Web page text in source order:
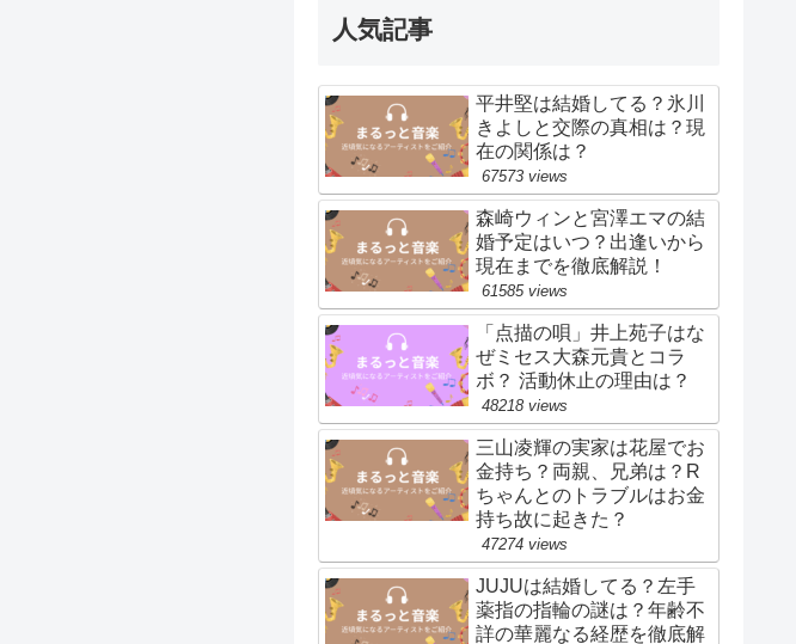
人気記事
平井堅は結婚してる？氷川
きよしと交際の真相は？現
在の関係は？
67573 views
森崎ウィンと宮澤エマの結
婚予定はいつ？出逢いから
現在までを徹底解説！
61585 views
「点描の唄」井上苑子はな
ぜミセス大森元貴とコラ
ボ？ 活動休止の理由は？
48218 views
三山凌輝の実家は花屋でお
金持ち？両親、兄弟は？R
ちゃんとのトラブルはお金
持ち故に起きた？
47274 views
JUJUは結婚してる？左手
薬指の指輪の謎は？年齢不
詳の華麗なる経歴を徹底解